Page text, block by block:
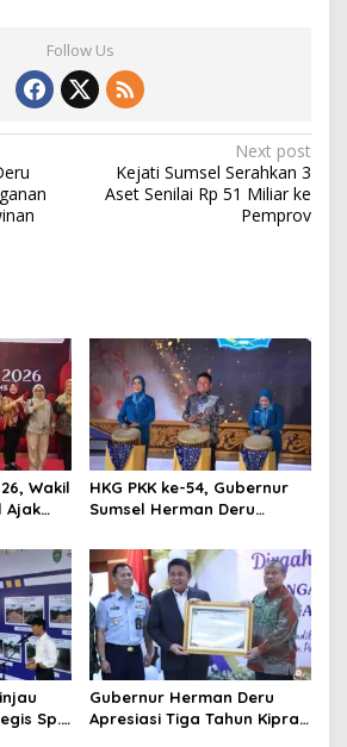
Follow Us
Next post
Kejati Sumsel Serahkan 3
Aset Senilai Rp 51 Miliar ke
Pemprov
Wakil
Ajak
HKG PKK ke-54, Gubernur
Sumsel Herman Deru
dan Penguatan Peran
Perempuan
Sp.
Gubernur Herman Deru
Apresiasi Tiga Tahun Kiprah